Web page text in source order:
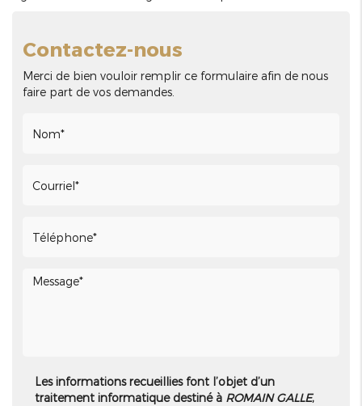
Contactez-nous
Merci de bien vouloir remplir ce formulaire afin de nous
faire part de vos demandes.
Les informations recueillies font l’objet d’un
traitement informatique destiné àROMAIN GALLE,